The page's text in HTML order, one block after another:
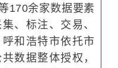
170余家数据要素
、标注、交易、
和浩特市依托市
数据整体授权，